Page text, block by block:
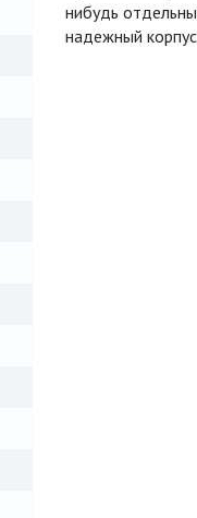
нибудь
надежный